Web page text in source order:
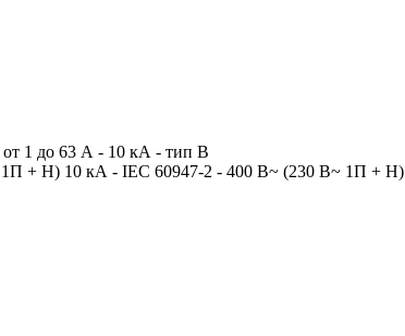
1 до 63 А - 10 кА - тип В
+ Н) 10 кА - IEC 60947-2 - 400 В~ (230 В~ 1П + Н)